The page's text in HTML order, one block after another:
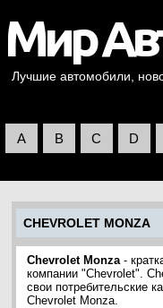
Лучшие автомобили,
A B C D
CHEVROLET MONZA
Chevrolet Monza-
компании "Chevrolet".
свои потребительские
Chevrolet Monza.